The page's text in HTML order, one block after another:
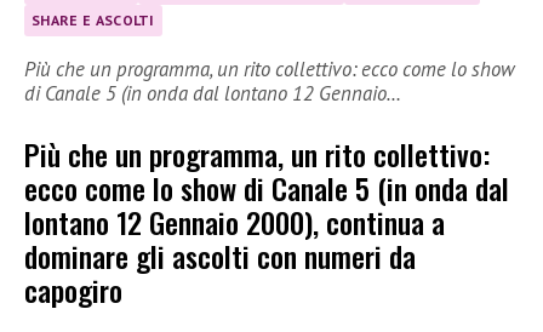
SHARE E ASCOLTI
Più che un programma, un rito collettivo: ecco come lo show
di Canale 5 (in onda dal lontano 12 Gennaio…
Più che un programma, un rito collettivo:
ecco come lo show di Canale 5 (in onda dal
lontano 12 Gennaio 2000), continua a
dominare gli ascolti con numeri da
capogiro